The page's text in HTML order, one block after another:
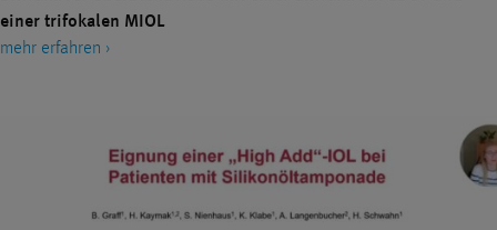
einer trifokalen MIOL
mehr erfahren ›